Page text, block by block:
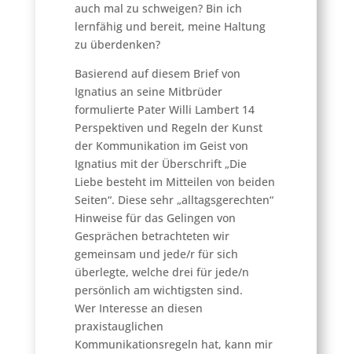
auch mal zu schweigen? Bin ich
lernfähig und bereit, meine Haltung
zu überdenken?
Basierend auf diesem Brief von
Ignatius an seine Mitbrüder
formulierte Pater Willi Lambert 14
Perspektiven und Regeln der Kunst
der Kommunikation im Geist von
Ignatius mit der Überschrift „Die
Liebe besteht im Mitteilen von beiden
Seiten“. Diese sehr „alltagsgerechten“
Hinweise für das Gelingen von
Gesprächen betrachteten wir
gemeinsam und jede/r für sich
überlegte, welche drei für jede/n
persönlich am wichtigsten sind.
Wer Interesse an diesen
praxistauglichen
Kommunikationsregeln hat, kann mir